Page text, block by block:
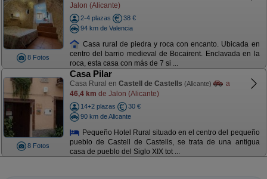
8 Fotos
Jalon (Alicante)
2-4 plazas
38 €
94 km de Valencia
Casa rural de piedra y roca con encanto. Ubicada en
centro del barrio medieval de Bocairent. Enclavada en la
roca, esta casa con más de 7 si ...
8 Fotos
Casa Pilar
Casa Rural en Castell de Castells (Alicante)
a
46,4 km de Jalon (Alicante)
14+2 plazas
30 €
90 km de Alicante
Pequeño Hotel Rural situado en el centro del pequeño
pueblo de Castell de Castells, se trata de una antigua
casa de pueblo del Siglo XIX tot ...